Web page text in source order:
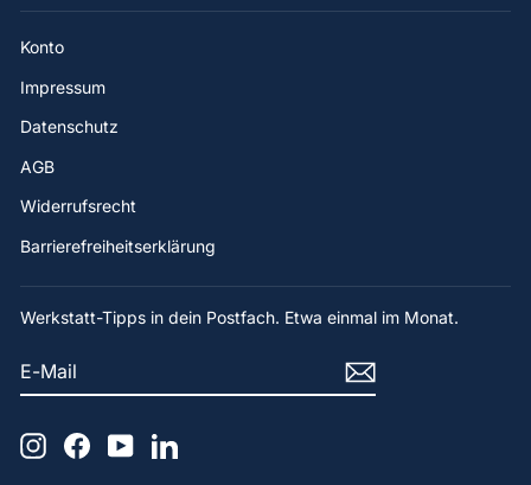
Konto
Impressum
Datenschutz
AGB
Widerrufsrecht
Barrierefreiheitserklärung
Werkstatt-Tipps in dein Postfach. Etwa einmal im Monat.
E-
MAIL
ABONNIEREN
InstagramFacebook
YouTubeLinkedIn